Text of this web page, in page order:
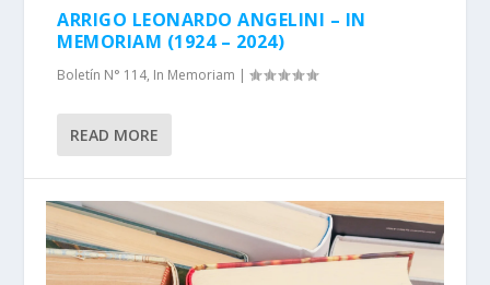
ARRIGO LEONARDO ANGELINI – IN
MEMORIAM (1924 – 2024)
Boletín N° 114, In Memoriam |
READ MORE